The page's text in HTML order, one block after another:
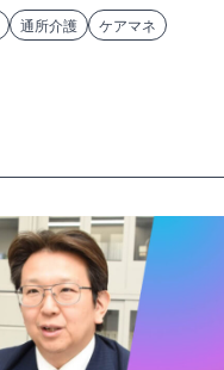
通所介護
ケアマネ